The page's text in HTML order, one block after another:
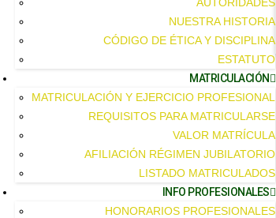
NUESTRA HISTORIA
CÓDIGO DE ÉTICA Y DISCIPLINA
ESTATUTO
MATRICULACIÓN
MATRICULACIÓN Y EJERCICIO PROFESIONAL
REQUISITOS PARA MATRICULARSE
VALOR MATRÍCULA
AFILIACIÓN RÉGIMEN JUBILATORIO
LISTADO MATRICULADOS
INFO PROFESIONALES
HONORARIOS PROFESIONALES